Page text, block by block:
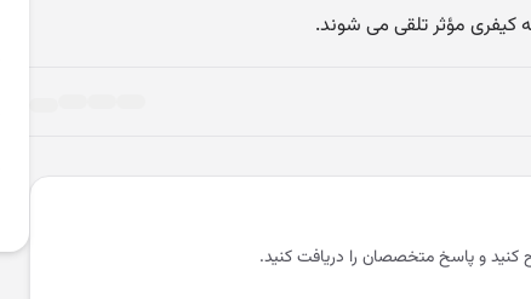
کیفری مؤثر تلقی می شوند.
کنید و پاسخ متخصصان را دریافت کنید.